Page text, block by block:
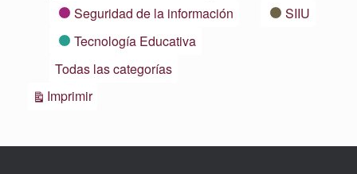
Seguridad de la información
SIIU
Tecnología Educativa
Todas las categorías
ImprimirVistas